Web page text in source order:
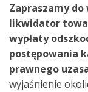
Zapraszamy do
likwidator
wypłaty
postępowania
prawnego
wyjaśnienie